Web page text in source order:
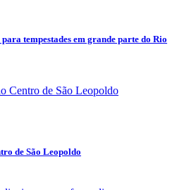
tempestades em grande parte do Rio
de São Leopoldo